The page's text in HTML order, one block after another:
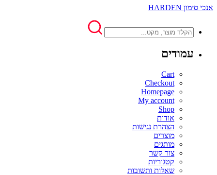
אנכי סימון HARDEN
עמודים
Cart
Checkout
Homepage
My account
Shop
אודות
הצהרת נגישות
מוצרים
מותגים
צור קשר
קטגוריות
שאלות ותשובות